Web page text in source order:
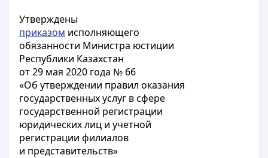
Утверждены
приказом исполняющего
обязанности Министра юстиции
Республики Казахстан
от 29 мая 2020 года № 66
«Об утверждении правил оказания
государственных услуг в сфере
государственной регистрации
юридических лиц и учетной
регистрации филиалов
и представительств»